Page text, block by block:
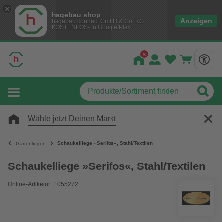
hagebau shop
hagebau connect GmbH & Co. KG
KOSTENLOS- In Google Play
Anzeigen
Wähle jetzt Deinen Markt
Gartenliegen Schaukelliege »Serifos«, Stahl/Textilen
Schaukelliege »Serifos«, Stahl/Textilen
Online-Artikelnr.: 1055272